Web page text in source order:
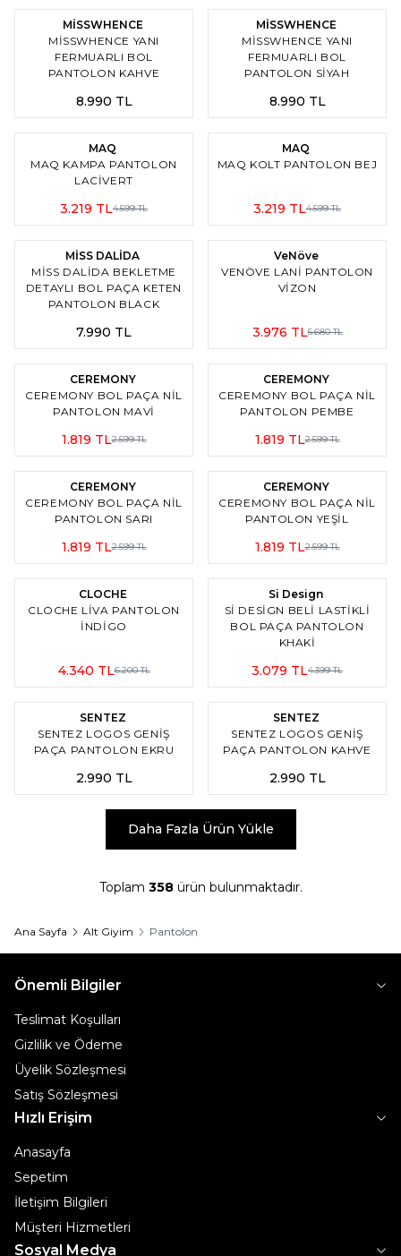
MİSSWHENCE
MISSWHENCE YANI
FERMUARLI BOL
PANTOLON KAHVE
8.990 TL
MİSSWHENCE
MISSWHENCE YANI
FERMUARLI BOL
PANTOLON SİYAH
8.990 TL
MAQ
MAQ KAMPA PANTOLON
LACİVERT
4.599TL
3.219 TL
MAQ
MAQ KOLT PANTOLON BEJ
4.599TL
3.219 TL
5
MİSS DALİDA
MISS DALIDA BEKLETME
DETAYLI BOL PAÇA KETEN
PANTOLON BLACK
7.990 TL
İndirimVeNöve
VENÖVE LANI PANTOLON
VİZON
5.680TL
3.976 TL
İndirim
4
CEREMONY
CEREMONY BOL PAÇA NIL
PANTOLON MAVİ
2.599TL
1.819 TL
İndirim
4
CEREMONY
CEREMONY BOL PAÇA NIL
PANTOLON PEMBE
2.599TL
1.819 TL
İndirim
4
CEREMONY
CEREMONY BOL PAÇA NIL
PANTOLON SARI
2.599TL
1.819 TL
İndirim
4
CEREMONY
CEREMONY BOL PAÇA NIL
PANTOLON YEŞİL
2.599TL
1.819 TL
İndirim
2
CLOCHE
CLOCHE LIVA PANTOLON
İNDİGO
6.200TL
4.340 TL
İndirimSi Design
SI DESIGN BELI LASTIKLI
BOL PAÇA PANTOLON
KHAKİ
4.399TL
3.079 TL
6
SENTEZ
SENTEZ LOGOS GENIŞ
PAÇA PANTOLON EKRU
2.990 TL
6
SENTEZ
SENTEZ LOGOS GENIŞ
PAÇA PANTOLON KAHVE
2.990 TL
Daha Fazla Ürün Yükle
Toplam 358ürün bulunmaktadır.
Ana Sayfa Alt Giyim Pantolon
Önemli Bilgiler
Teslimat Koşulları
Gizlilik ve Ödeme
Üyelik Sözleşmesi
Satış Sözleşmesi
Hızlı Erişim
Anasayfa
Sepetim
İletişim Bilgileri
Müşteri Hizmetleri
Sosyal Medya